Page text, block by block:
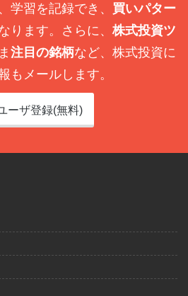
学習を記録でき、 買いパター
ります。さらに、 株式投資ツ
注目の銘柄など、株式投資に
もメールします。
ーザ登録(無料)